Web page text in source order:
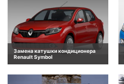
Замена катушки кондиционера
Renault Symbol